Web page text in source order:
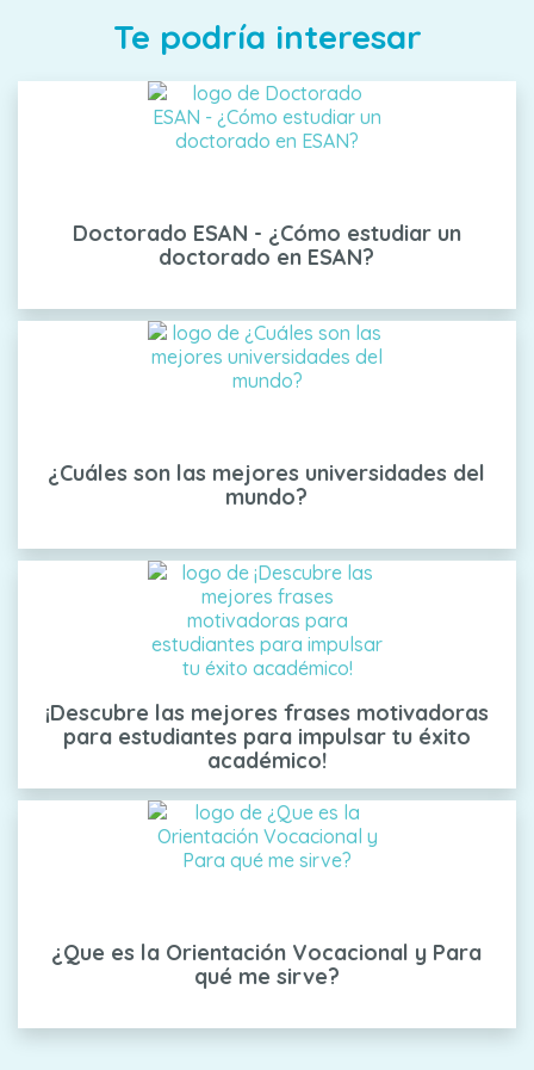
Te podría interesar
Doctorado ESAN - ¿Cómo estudiar un
doctorado en ESAN?
¿Cuáles son las mejores universidades del
mundo?
¡Descubre las mejores frases motivadoras
para estudiantes para impulsar tu éxito
académico!
¿Que es la Orientación Vocacional y Para
qué me sirve?